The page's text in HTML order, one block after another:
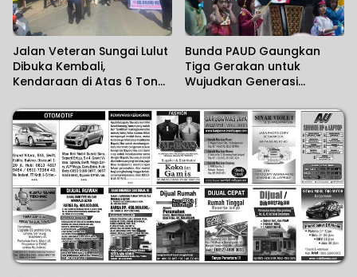
Jalan Veteran Sungai Lulut
Dibuka Kembali,
Kendaraan di Atas 6 Ton
Bunda PAUD Gaungkan
Tiga Gerakan untuk
Wujudkan Generasi